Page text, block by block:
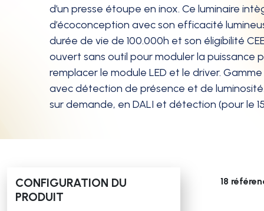
d’un presse étoupe en inox. Ce luminaire
d’écoconception avec son efficacité
durée de vie de 100.000h et son éligibilité
ouvert sans outil pour moduler la puissance
remplacer le module LED et le driver.
avec détection de présence et de
sur demande, en DALI et détection (pour le
CONFIGURATION DU
PRODUIT
18